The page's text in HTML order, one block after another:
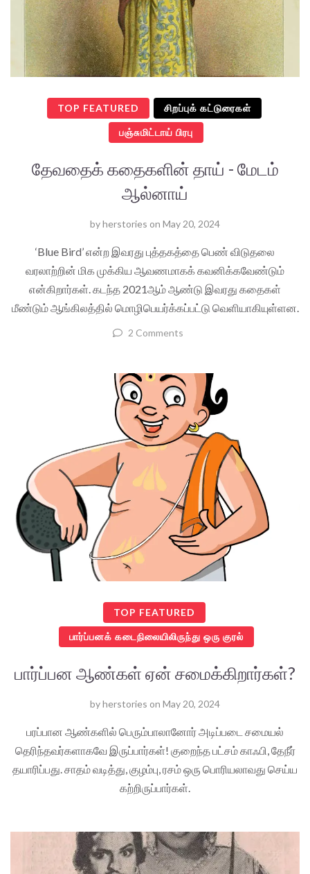
TOP FEATURED சிறப்புக் கட்டுரைகள்
பஞ்சுமிட்டாய் பிரபு
தேவதைக் கதைகளின் தாய் - மேடம்
ஆல்னாய்
byherstories on May 20, 2024
‘Blue Bird’ என்ற இவரது புத்தகத்தை பெண் விடுதலை
வரலாற்றின் மிக முக்கிய ஆவணமாகக் கவனிக்கவேண்டும்
என்கிறார்கள். கடந்த 2021ஆம் ஆண்டு இவரது கதைகள்
மீண்டும் ஆங்கிலத்தில் மொழிபெயர்க்கப்பட்டு வெளியாகியுள்ளன.
2 Comments
TOP FEATURED
பார்ப்பனக் கடைநிலையிலிருந்து ஒரு குரல்
பார்ப்பன ஆண்கள் ஏன் சமைக்கிறார்கள்?
byherstories on May 20, 2024
பரப்பான ஆண்களில் பெரும்பாலானோர் அடிப்படை சமையல்
தெரிந்தவர்களாகவே இருப்பார்கள்! குறைந்த பட்சம் காஃபி, தேநீர்
தயாரிப்பது. சாதம் வடித்து, குழம்பு, ரசம் ஒரு பொரியலாவது செய்ய
கற்றிருப்பார்கள்.